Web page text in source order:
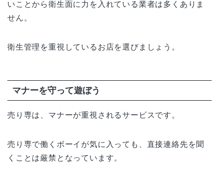
いことから衛生面に力を入れている業者は多くありま
せん。
衛生管理を重視しているお店を選びましょう。
マナーを守って遊ぼう
売り専は、マナーが重視されるサービスです。
売り専で働くボーイが気に入っても、直接連絡先を聞
くことは厳禁となっています。